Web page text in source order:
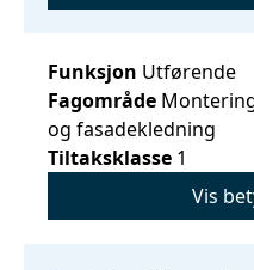
Funksjon Utførende
Fagområde
og fasadekledning
Tiltaksklasse 1
Vis